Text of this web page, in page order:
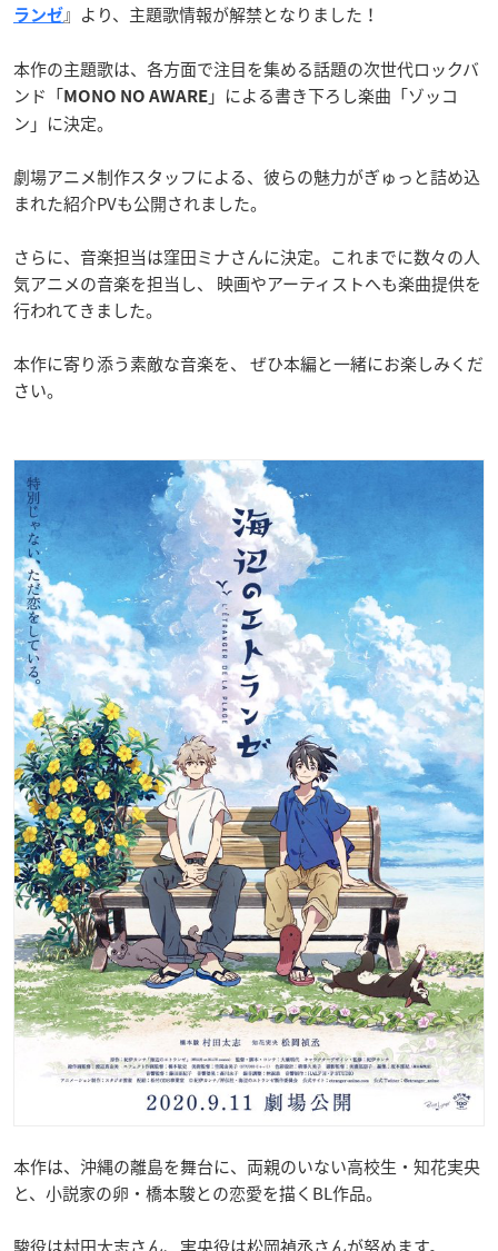
ランゼ』より、主題歌情報が解禁となりました！
本作の主題歌は、各方面で注目を集める話題の次世代ロックバ
ンド「 MONO NO AWARE 」による書き下ろし楽曲「ゾッコ
ン」に決定。
劇場アニメ制作スタッフによる、彼らの魅力がぎゅっと詰め込
まれた紹介PVも公開されました。
さらに、音楽担当は窪田ミナさんに決定。これまでに数々の人
気アニメの音楽を担当し、 映画やアーティストへも楽曲提供を
行われてきました。
本作に寄り添う素敵な音楽を、 ぜひ本編と一緒にお楽しみくだ
さい。
本作は、沖縄の離島を舞台に、両親のいない高校生・知花実央
と、小説家の卵・橋本駿との恋愛を描くBL作品。